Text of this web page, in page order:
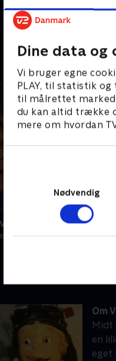
Dine data og
Vi bruger egne
PLAY, til statistik
til målrettet
du kan altid trække
mere om hvordan
Nødvendig
for begyndere
Om
Midt
en
eget